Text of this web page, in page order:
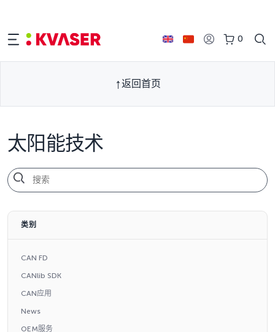
0
返回首页
太阳能技术
类别
CAN FD
CANlib SDK
CAN应用
News
OEM服务